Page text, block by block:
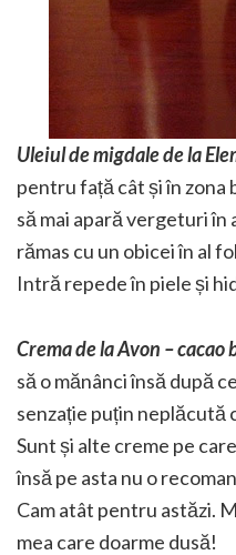
Uleiul de migdale de la
pentru față cât și în zona
să mai apară vergeturi în
rămas cu un obicei în al
Intră repede în piele și
Crema de la Avon – cacao
să o mănânci însă după
senzație puțin neplăcută
Sunt și alte creme pe
însă pe asta nu o
Cam atât pentru astăzi.
mea care doarme dusă!